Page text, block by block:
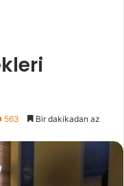
563 Bir dakikadan az